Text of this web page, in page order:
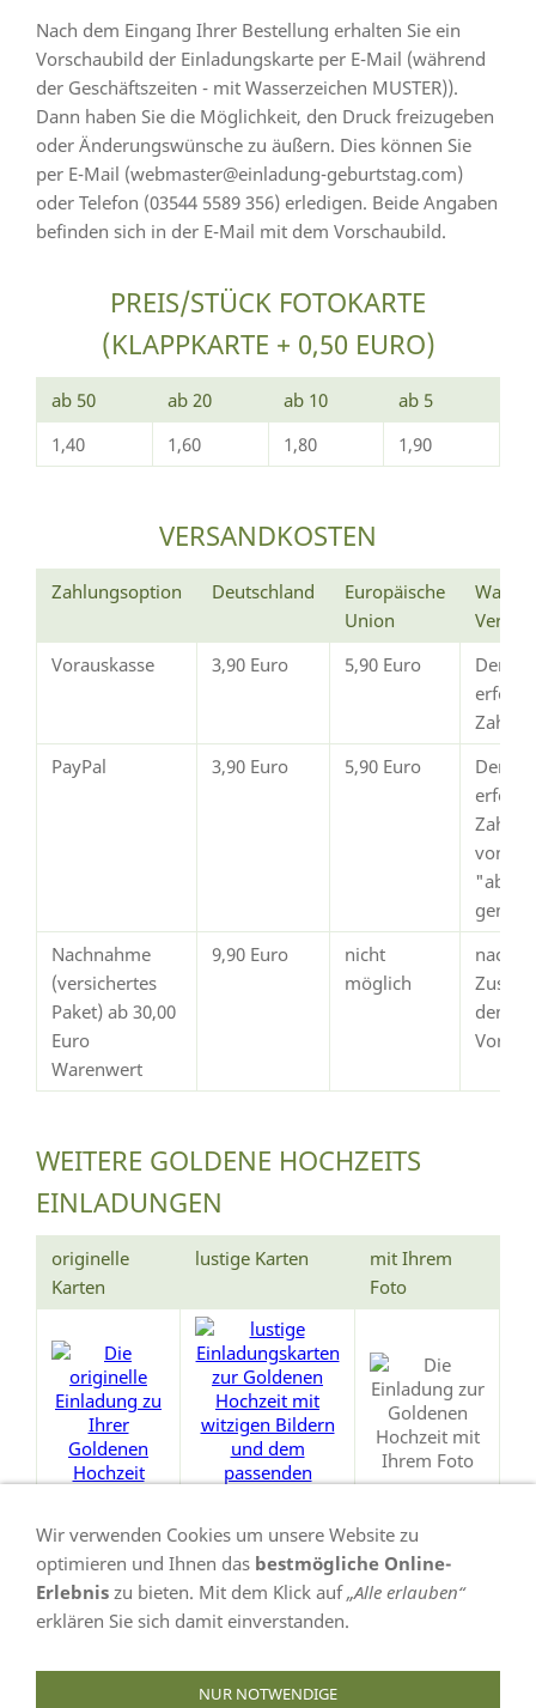
Nach dem Eingang Ihrer Bestellung erhalten Sie ein
Vorschaubild der Einladungskarte per E-Mail (während
der Geschäftszeiten - mit Wasserzeichen MUSTER)).
Dann haben Sie die Möglichkeit, den Druck freizugeben
oder Änderungswünsche zu äußern. Dies können Sie
per E-Mail (webmaster@einladung-geburtstag.com)
oder Telefon (03544 5589 356) erledigen. Beide Angaben
befinden sich in der E-Mail mit dem Vorschaubild.
PREIS/STÜCK FOTOKARTE
(KLAPPKARTE + 0,50 EURO)
ab 50 ab 20 ab 10
ab 5
1,40
1,60 1,80 1,90
VERSANDKOSTEN
Zahlungsoption Deutschland
Europäische
Union
Wann
Vorauskasse
3,90 Euro 5,90 Euro
Der
erfolgt
PayPal
3,90 Euro 5,90 Euro
Der
von
Nachnahme
(versichertes
Paket) ab 30,00
Euro
Warenwert
9,90 Euro
nicht
möglich
nach
dem
WEITERE GOLDENE HOCHZEITS
EINLADUNGEN
originelle
Karten
lustige Karten
mit Ihrem
Foto
Wir verwenden Cookies um unsere Website zu
optimieren und Ihnen das bestmögliche Online-
Erlebnis zu bieten. Mit dem Klick auf„Alle erlauben“
erklären Sie sich damit einverstanden.
NUR NOTWENDIGE